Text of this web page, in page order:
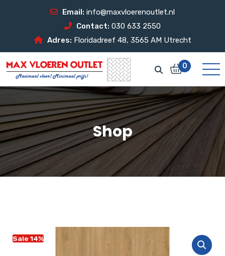
Email: info@maxvloerenoutlet.nl
Contact: 030 633 2550
Adres: Floridadreef 48, 3565 AM Utrecht
0
Shop
Sale 14%